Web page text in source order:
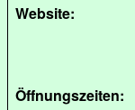
Website:
Öffnungszeiten: